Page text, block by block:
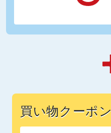
買い物クーポン